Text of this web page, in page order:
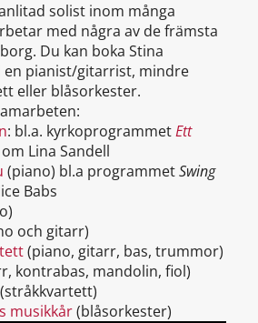
solist inom många
med några av de främsta
Du kan boka Stina
en pianist/gitarrist, mindre
eller blåsorkester.
: bl.a. kyrkoprogrammetEtt
om Lina Sandell
(piano) bl.a programmetSwing
Babs
och gitarr)
(piano, gitarr, bas, trummor)
kontrabas, mandolin, fiol)
(stråkkvartett)
musikkår(blåsorkester)